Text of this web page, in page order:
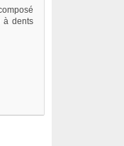
à dents